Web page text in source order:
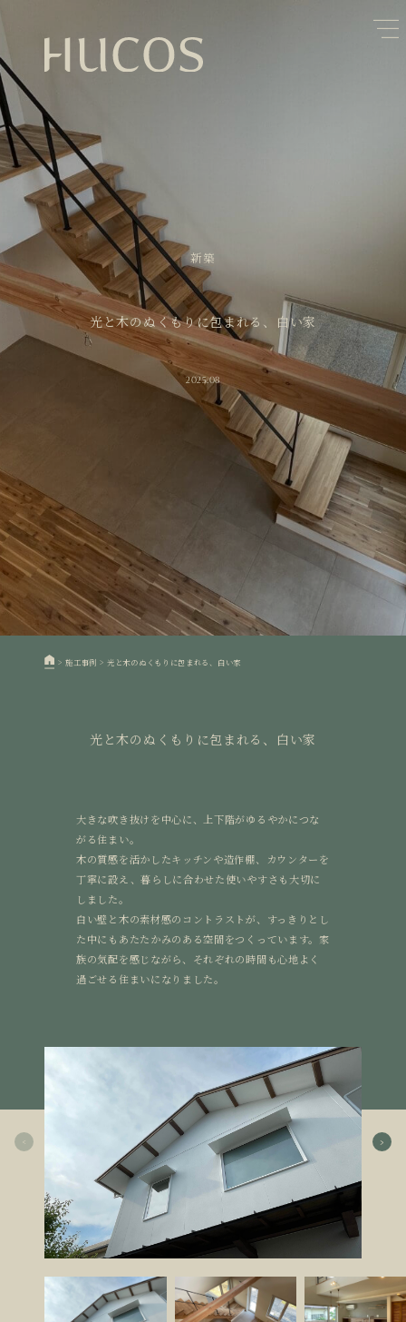
日本森林と循環
2
3 廃棄物について知る
4 100年後も評価される住宅へ
空き家とリノベーション
1 蓄熱するパッシブデザイン
>施工事例 >光と木のぬくもりに包まれる、白い家
新築
光と木のぬくもりに包まれる、白い家
2025.08
光と木のぬくもりに包まれる、白い家
大きな吹き抜けを中心に、上下階がゆるやかにつな
がる住まい。
木の質感を活かしたキッチンや造作棚、カウンターを
丁寧に設え、暮らしに合わせた使いやすさも大切に
しました。
白い壁と木の素材感のコントラストが、すっきりとし
た中にもあたたかみのある空間をつくっています。家
族の気配を感じながら、それぞれの時間も心地よく
過ごせる住まいになりました。